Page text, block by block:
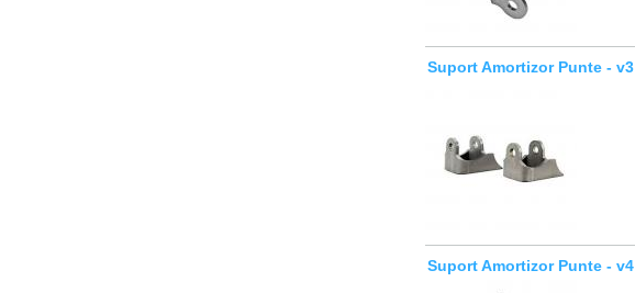
Suport Amortizor Punte - v3
Suport Amortizor Punte - v4